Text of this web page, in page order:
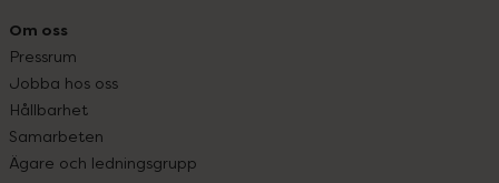
Om oss
Pressrum
Jobba hos oss
Hållbarhet
Samarbeten
Ägare och ledningsgrupp